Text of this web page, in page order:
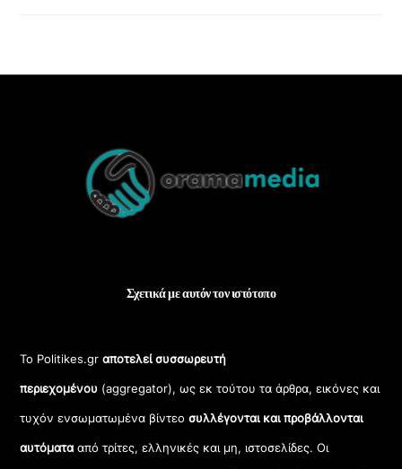
Top
Σχετικά με αυτόν τον ιστότοπο
Το Politikes.grαποτελεί συσσωρευτή
περιεχομένου (aggregator), ως εκ τούτου τα άρθρα, εικόνες και
τυχόν ενσωματωμένα βίντεοσυλλέγονται και προβάλλονται
αυτόματααπό τρίτες, ελληνικές και μη, ιστοσελίδες. Οι